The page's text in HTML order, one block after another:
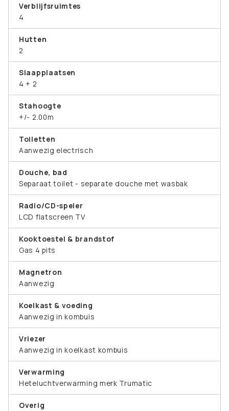
Verblijfsruimtes
4
Hutten
2
Slaapplaatsen
4 + 2
Stahoogte
+/- 2.00m
Toiletten
Aanwezig electrisch
Douche, bad
Separaat toilet - separate douche met wasbak
Radio/CD-speler
LCD flatscreen TV
Kooktoestel & brandstof
Gas 4 pits
Magnetron
Aanwezig
Koelkast & voeding
Aanwezig in kombuis
Vriezer
Aanwezig in koelkast kombuis
Verwarming
Heteluchtverwarming merk Trumatic
Overig